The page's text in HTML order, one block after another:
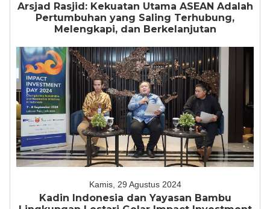
Arsjad Rasjid: Kekuatan Utama ASEAN Adalah
Pertumbuhan yang Saling Terhubung,
Melengkapi, dan Berkelanjutan
Kamis, 29 Agustus 2024
Kadin Indonesia dan Yayasan Bambu